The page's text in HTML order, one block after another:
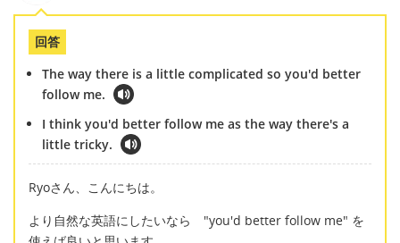
回答
The way there is a little complicated so you'd better
follow me.
I think you'd better follow me as the way there's a
little tricky.
Ryoさん、こんにちは。
より自然な英語にしたいなら "you'd better follow me" を